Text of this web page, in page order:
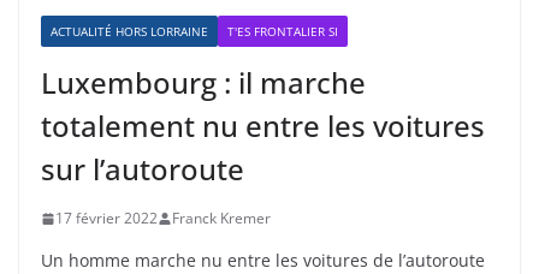
ACTUALITÉ HORS LORRAINE T'ES FRONTALIER SI
Luxembourg : il marche
totalement nu entre les voitures
sur l’autoroute
17 février 2022 Franck Kremer
Un homme marche nu entre les voitures de l’autoroute